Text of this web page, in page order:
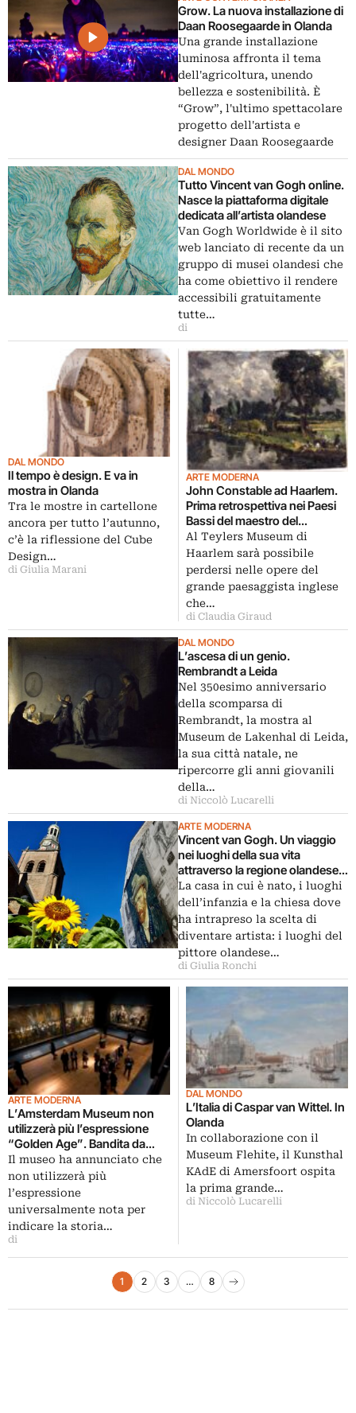
Grow. La nuova installazione di
Daan Roosegaarde in Olanda
Una grande installazione
luminosa affronta il tema
dell'agricoltura, unendo
bellezza e sostenibilità. È
“Grow”, l'ultimo spettacolare
progetto dell'artista e
designer Daan Roosegaarde
DAL MONDO
Tutto Vincent van Gogh online.
Nasce la piattaforma digitale
dedicata all’artista olandese
Van Gogh Worldwide è il sito
web lanciato di recente da un
gruppo di musei olandesi che
ha come obiettivo il rendere
accessibili gratuitamente
tutte…
di
DAL MONDO
Il tempo è design. E va in
mostra in Olanda
Tra le mostre in cartellone
ancora per tutto l’autunno,
c’è la riflessione del Cube
Design…
di Giulia Marani
ARTE MODERNA
John Constable ad Haarlem.
Prima retrospettiva nei Paesi
Bassi del maestro del
romanticismo
Al Teylers Museum di
Haarlem sarà possibile
perdersi nelle opere del
grande paesaggista inglese
che…
di Claudia Giraud
DAL MONDO
L’ascesa di un genio.
Rembrandt a Leida
Nel 350esimo anniversario
della scomparsa di
Rembrandt, la mostra al
Museum de Lakenhal di Leida,
la sua città natale, ne
ripercorre gli anni giovanili
della…
di Niccolò Lucarelli
ARTE MODERNA
Vincent van Gogh. Un viaggio
nei luoghi della sua vita
attraverso la regione olandese
del Brabante
La casa in cui è nato, i luoghi
dell’infanzia e la chiesa dove
ha intrapreso la scelta di
diventare artista: i luoghi del
pittore olandese…
di Giulia Ronchi
ARTE MODERNA
L’Amsterdam Museum non
utilizzerà più l’espressione
“Golden Age”. Bandita da
mostre e didascalie
Il museo ha annunciato che
non utilizzerà più
l’espressione
universalmente nota per
indicare la storia…
di
DAL MONDO
L’Italia di Caspar van Wittel. In
Olanda
In collaborazione con il
Museum Flehite, il Kunsthal
KAdE di Amersfoort ospita
la prima grande…
di Niccolò Lucarelli
Paginazione degli articoli
1 2 3 … 8
Pagina successiva